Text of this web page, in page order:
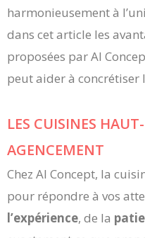
harmonieusement à
dans cet article les
proposées par AI
peut aider à concrétiser
LES CUISINES
AGENCEMENT
Chez AI Concept, la
pour répondre à vos
l’expérience, de la